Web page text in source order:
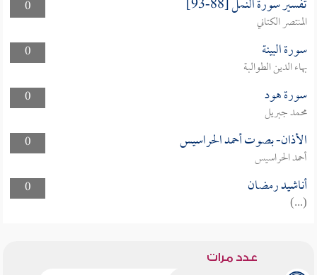
0
المنتصر الكتاني
0
سورة البينة
بهاء الدين الطوالبة
0
سورة هود
محمد جبريل
0
الأذان- بصوت أحمد الحراسيس
أحمد الحراسيس
0
أناشيد رمضان
(...)
عدد مرات